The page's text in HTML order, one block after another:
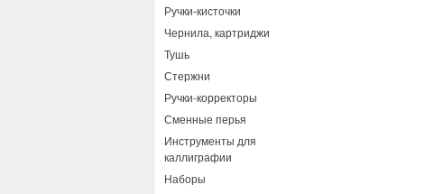
Ручки-кисточки
Чернила, картриджи
Тушь
Стержни
Ручки-корректоры
Сменные перья
Инструменты для
каллиграфии
Наборы